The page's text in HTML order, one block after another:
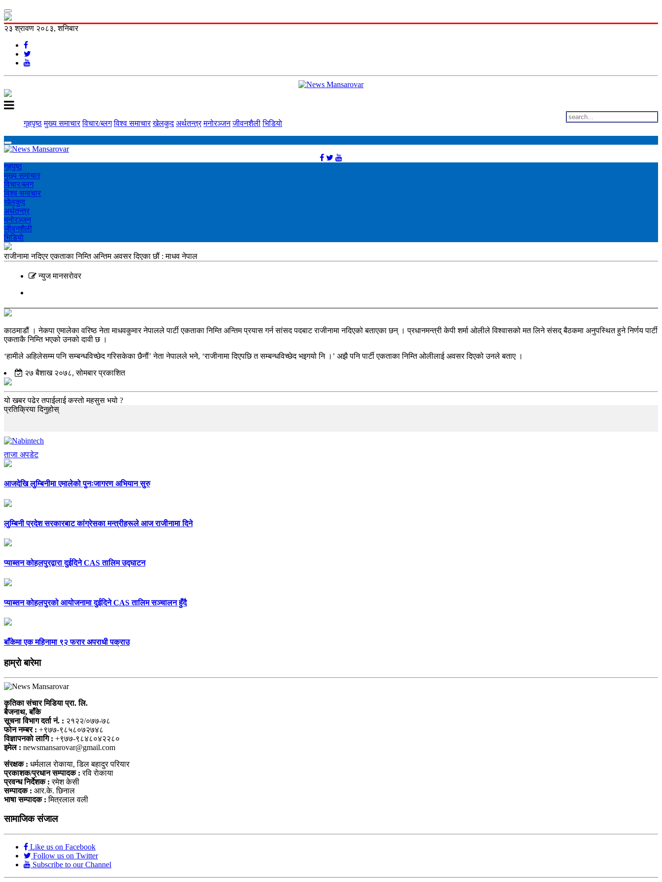
२३ श्रावण २०८३, शनिबार
गृहपृष्ठ मुख्य समाचार विचार/ब्लग विश्व समाचार खेलकुद अर्थतन्त्र मनोरञ्‍जन जीवनशैली भिडियाे
गृहपृष्ठ
मुख्य समाचार
विचार/ब्लग
विश्व समाचार
खेलकुद
अर्थतन्त्र
मनोरञ्‍जन
जीवनशैली
भिडियाे
राजीनामा नदिएर एकताका निम्ति अन्तिम अवसर दिएका छौं : माधव नेपाल
न्युज मानसराेवर
काठमाडौं । नेकपा एमालेका वरिष्ठ नेता माधवकुमार नेपालले पार्टी एकताका निम्ति अन्तिम प्रयास गर्न सांसद पदबाट राजीनामा नदिएको बताएका छन् । प्रधानमन्त्री केपी शर्मा ओलीले विश्वासको मत लिने संसद् बैठकमा अनुपस्थित हुने निर्णय पार्टी
एकताकै निम्ति भएको उनको दावी छ ।
‘हामीले अहिलेसम्म पनि सम्बन्धविच्छेद गरिसकेका छैनौं’ नेता नेपालले भने, ‘राजीनामा दिएपछि त सम्बन्धविच्छेद भइगयो नि ।’ अझै पनि पार्टी एकताका निम्ति ओलीलाई अवसर दिएको उनले बताए ।
२७ बैशाख २०७८, सोमबार प्रकाशित
यो खबर पढेर तपाईलाई कस्तो महसुस भयो ?
प्रतिक्रिया दिनुहोस्
ताजा अपडेट
आजदेखि लुम्बिनीमा एमालेको पुनःजागरण अभियान सुरु
लुम्बिनी प्रदेश सरकारबाट कांग्रेसका मन्त्रीहरूले आज राजीनामा दिने
प्याब्सन कोहलपुरद्वारा दुईदिने CAS तालिम उद्घाटन
प्याब्सन कोहलपुरको आयोजनामा दुईदिने CAS तालिम सञ्चालन हुँदै
बाँकेमा एक महिनामा ९२ फरार अपराधी पक्राउ
हाम्राे बारेमा
कृतिका संचार मिडिया प्रा. लि.
बैजनाथ, बाँके
सूचना विभाग दर्ता नं. : २१२२/०७७-७८
फोन नम्बर : +९७७-९८५८०७२७४८
विज्ञापनकाे लागि : +९७७-९८४८०४२२८०
इमेल : newsmansarovar@gmail.com
संरक्षक : धर्मलाल राेकाया, डिल बहादुर परियार
प्रकाशक/प्रधान सम्पादक : रवि राेकाया
प्रवन्ध निर्देशक : रमेश केसी
सम्पादक : आर.के. छिनाल
भाषा सम्पादक : मित्रलाल वली
सामाजिक संजाल
Like us on Facebook
Follow us on Twitter
Subscribe to our Channel